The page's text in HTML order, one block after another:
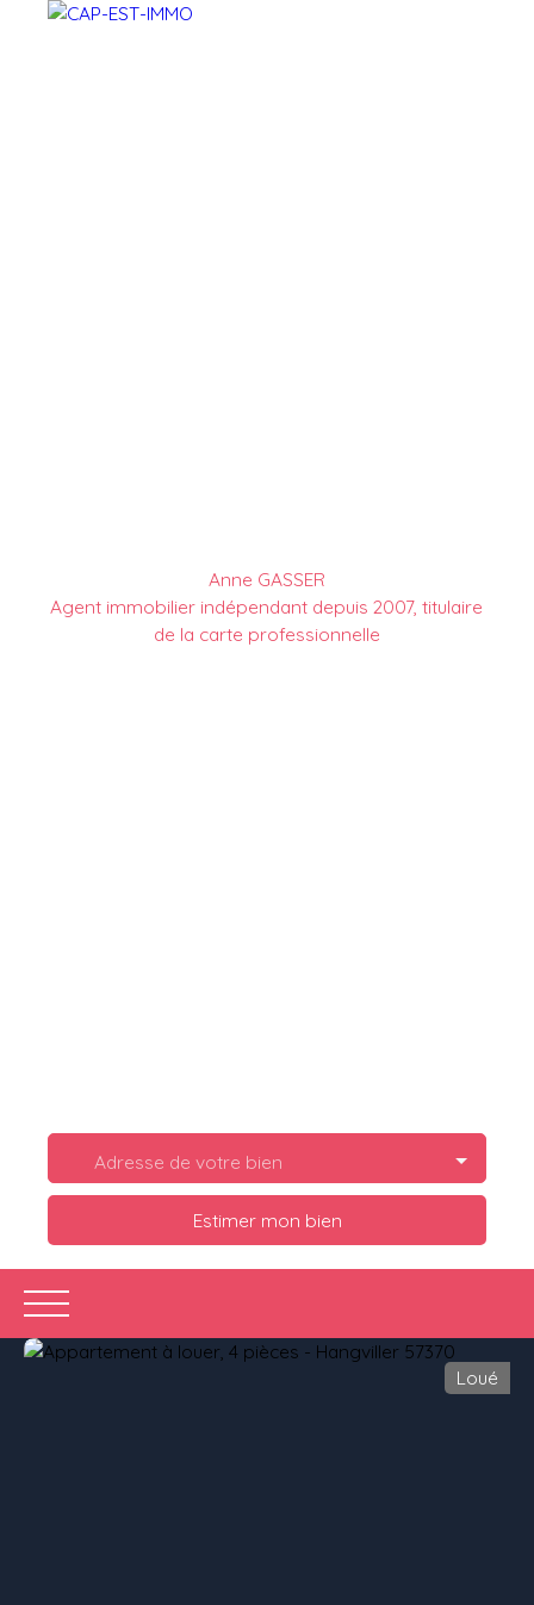
Anne GASSER
Agent immobilier indépendant depuis 2007, titulaire
de la carte professionnelle
Adresse de votre bien
Estimer mon bien
Loué